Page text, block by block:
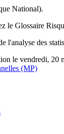
National).
le Glossaire
l'analyse des
le vendredi, 20
(MP)